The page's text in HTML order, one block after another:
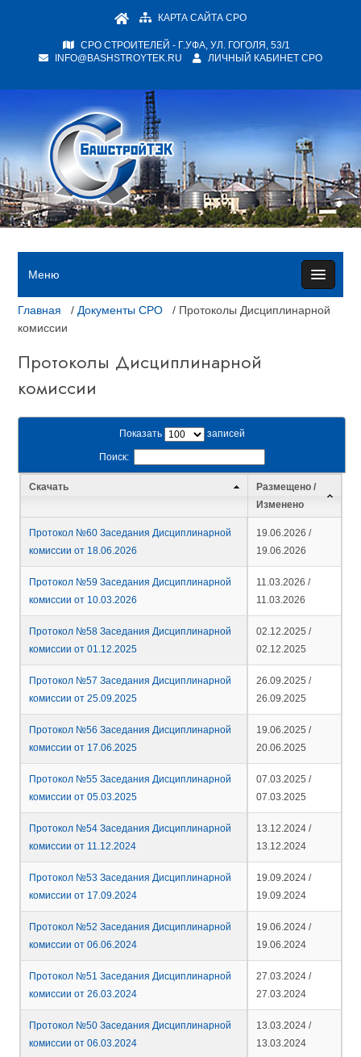
КАРТА САЙТА СРО
СРО СТРОИТЕЛЕЙ - Г.УФА, УЛ. ГОГОЛЯ, 53/1
INFO@BASHSTROYTEK.RU
ЛИЧНЫЙ КАБИНЕТ СРО
Меню
Главная / Документы СРО
/ Протоколы Дисциплинарной
комиссии
Протоколы Дисциплинарной
комиссии
Показать записей
Поиск:
Скачать
Размещено /
Изменено
Протокол №60 Заседания Дисциплинарной
комиссии от 18.06.2026
19.06.2026 /
19.06.2026
Протокол №59 Заседания Дисциплинарной
комиссии от 10.03.2026
11.03.2026 /
11.03.2026
Протокол №58 Заседания Дисциплинарной
комиссии от 01.12.2025
02.12.2025 /
02.12.2025
Протокол №57 Заседания Дисциплинарной
комиссии от 25.09.2025
26.09.2025 /
26.09.2025
Протокол №56 Заседания Дисциплинарной
комиссии от 17.06.2025
19.06.2025 /
20.06.2025
Протокол №55 Заседания Дисциплинарной
комиссии от 05.03.2025
07.03.2025 /
07.03.2025
Протокол №54 Заседания Дисциплинарной
комиссии от 11.12.2024
13.12.2024 /
13.12.2024
Протокол №53 Заседания Дисциплинарной
комиссии от 17.09.2024
19.09.2024 /
19.09.2024
Протокол №52 Заседания Дисциплинарной
комиссии от 06.06.2024
19.06.2024 /
19.06.2024
Протокол №51 Заседания Дисциплинарной
комиссии от 26.03.2024
27.03.2024 /
27.03.2024
Протокол №50 Заседания Дисциплинарной
комиссии от 06.03.2024
13.03.2024 /
13.03.2024